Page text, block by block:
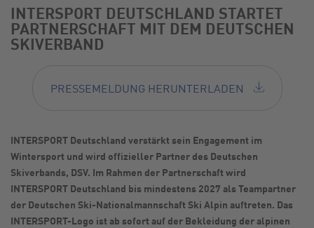
INTERSPORT DEUTSCHLAND STARTET
PARTNERSCHAFT MIT DEM DEUTSCHEN
SKIVERBAND
PRESSEMELDUNG HERUNTERLADEN
INTERSPORT Deutschland verstärkt sein Engagement im
Wintersport und wird offizieller Partner des Deutschen
Skiverbands, DSV. Im Rahmen der Partnerschaft wird
INTERSPORT Deutschland bis mindestens 2027 als Teampartner
der Deutschen Ski-Nationalmannschaft Ski Alpin auftreten. Das
INTERSPORT-Logo ist ab sofort auf der Bekleidung der alpinen